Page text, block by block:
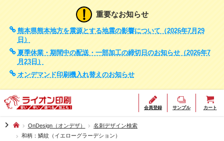
重要なお知らせ
熊本県熊本地方を震源とする地震の影響について（2026年7月29
日）
夏季休業・期間中の配送・一部加工の締切日のお知らせ（2026年7
月23日）
オンデマンド印刷機入れ替えのお知らせ
会員登録 サンプル カート
chevron_right OnDesign（オンデザ）
名刺デザイン検索
和柄：鱗紋（イエローグラーデション）